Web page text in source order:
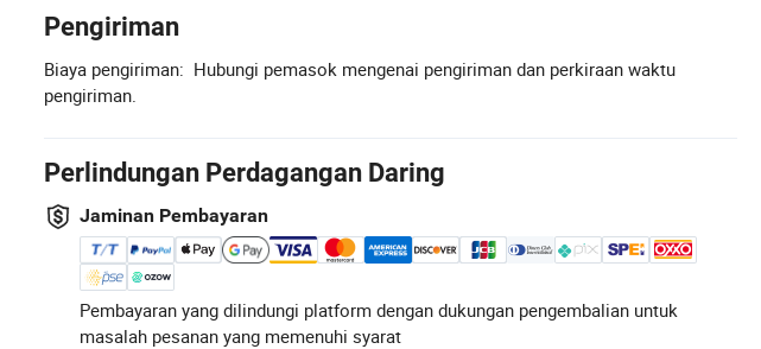
Pengiriman
Biaya pengiriman: Hubungi pemasok mengenai pengiriman dan perkiraan waktu
pengiriman.
Perlindungan Perdagangan Daring
Jaminan Pembayaran
Pembayaran yang dilindungi platform dengan dukungan pengembalian untuk
masalah pesanan yang memenuhi syarat